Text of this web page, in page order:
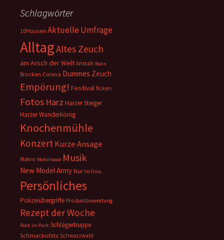
Schlagwörter
10Hausen Aktuelle Umfrage
AlltagAltes Zeuch
am Arsch der Welt Anstalt Bonn
Brocken Corona Dummes Zeuch
Empörung! Festival ficken
Fotos Harz Harzer Steiger
Harzer Wanderkönig
Knochenmühle
KonzertKurze Ansage
Makro Motörhead Musik
New Model Army Nur so Oma
Persönliches
Polizeiübergriffe Produktbewertung
Rezept der Woche
Rock im Park Schlägertruppe
Schmackofatz Schwarzwald